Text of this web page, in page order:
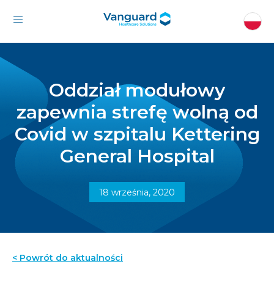
Oddział modułowy
zapewnia strefę wolną od
Covid w szpitalu Kettering
General Hospital
18 września, 2020
< Powrót do aktualności